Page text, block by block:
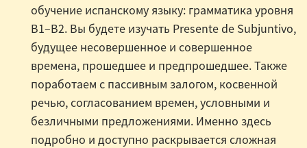
обучение испанскому языку: грамматика уровня
B1–B2. Вы будете изучать Presente de Subjuntivo,
будущее несовершенное и совершенное
времена, прошедшее и предпрошедшее. Также
поработаем с пассивным залогом, косвенной
речью, согласованием времен, условными и
безличными предложениями. Именно здесь
подробно и доступно раскрывается сложная